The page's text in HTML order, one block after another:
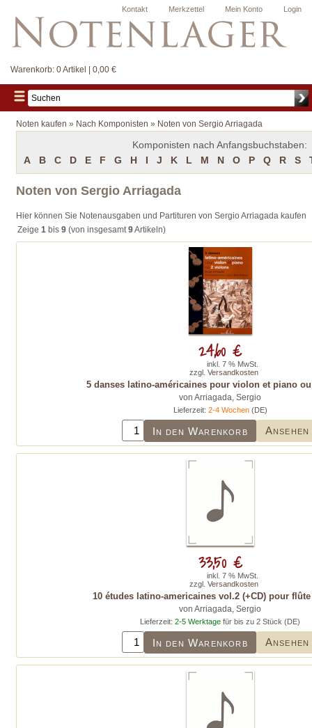
Login
Mein Konto
Merkzettel
Kontakt
Warenkorb: 0 Artikel | 0,00 €
Noten kaufen » Nach Komponisten » Noten von Sergio Arriagada
Komponisten nach Anfangsbuchstaben:
A
B C D E F G H I J K L M N O P Q R S
Noten von Sergio Arriagada
Hier können Sie Notenausgaben und Partituren von Sergio Arriagada kaufen
Zeige 1 bis 9 (von insgesamt9Artikeln)
5 danses latino-américaines pour violon et piano
von Arriagada, Sergio
Lieferzeit: 2-4 Wochen(DE)
In den Warenkorb Ansehen
24,60 €
inkl. 7 % MwSt.
zzgl. Versandkosten
10 études latino-americaines vol.2 (+CD) pour
von Arriagada, Sergio
Lieferzeit: 2-5 Werktage für bis zu 2 Stück (DE)
In den Warenkorb Ansehen
33,50 €
inkl. 7 % MwSt.
zzgl. Versandkosten